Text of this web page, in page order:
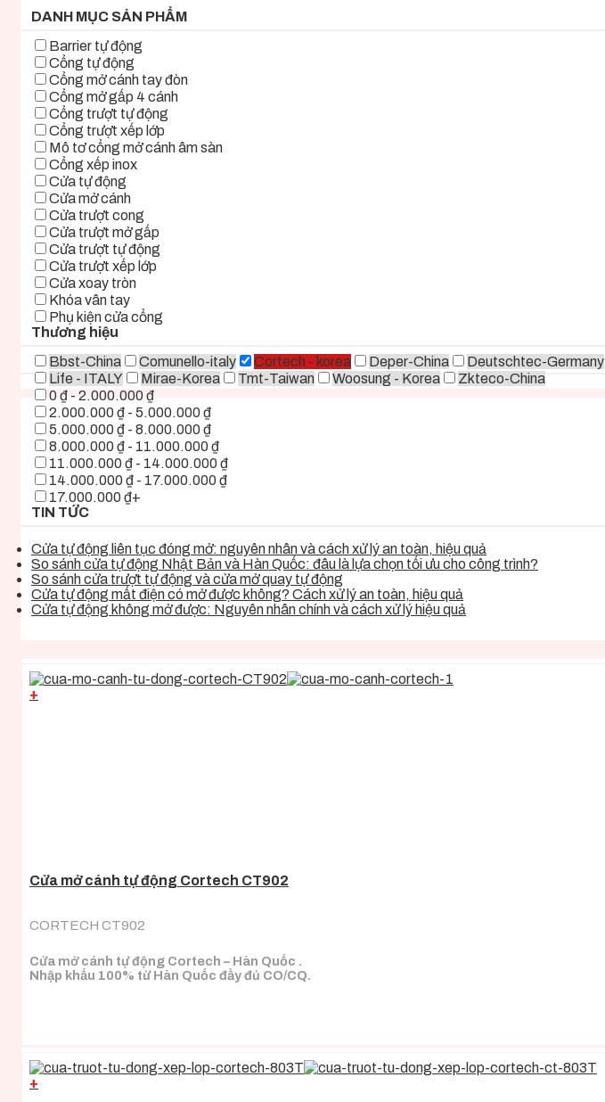
DANH MỤC SẢN PHẨM
Barrier tự động
Cổng tự động
Cổng mở cánh tay đòn
Cổng mở gấp 4 cánh
Cổng trượt tự động
Cổng trượt xếp lớp
Mô tơ cổng mở cánh âm sàn
Cổng xếp inox
Cửa tự động
Cửa mở cánh
Cửa trượt cong
Cửa trượt mở gấp
Cửa trượt tự động
Cửa trượt xếp lớp
Cửa xoay tròn
Khóa vân tay
Phụ kiện cửa cổng
Thương hiệu
Bbst-China
Comunello-italy Cortech - korea Deper-China Deutschtec-Germany
Life - ITALY
Mirae-Korea Tmt-Taiwan Woosung - Korea Zkteco-China
0 ₫ - 2.000.000 ₫
2.000.000 ₫ - 5.000.000 ₫
5.000.000 ₫ - 8.000.000 ₫
8.000.000 ₫ - 11.000.000 ₫
11.000.000 ₫ - 14.000.000 ₫
14.000.000 ₫ - 17.000.000 ₫
17.000.000 ₫+
TIN TỨC
Cửa tự động liên tục đóng mở: nguyên nhân và cách xử lý an toàn, hiệu quả
So sánh cửa tự động Nhật Bản và Hàn Quốc: đâu là lựa chọn tối ưu cho công trình?
So sánh cửa trượt tự động và cửa mở quay tự động
Cửa tự động mất điện có mở được không? Cách xử lý an toàn, hiệu quả
Cửa tự động không mở được: Nguyên nhân chính và cách xử lý hiệu quả
+
Cửa mở cánh tự động Cortech CT902
CORTECH CT902
Cửa mở cánh tự động Cortech – Hàn Quốc .
Nhập khẩu 100% từ Hàn Quốc đầy đủ CO/CQ.
+